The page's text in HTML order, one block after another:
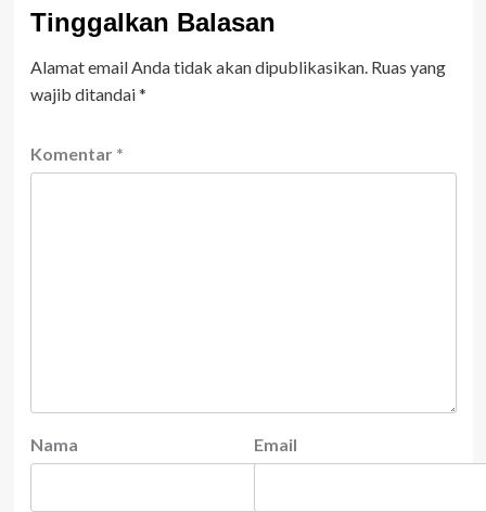
Tinggalkan Balasan
Alamat email Anda tidak akan dipublikasikan. Ruas yang
wajib ditandai*
Komentar *
Nama Email